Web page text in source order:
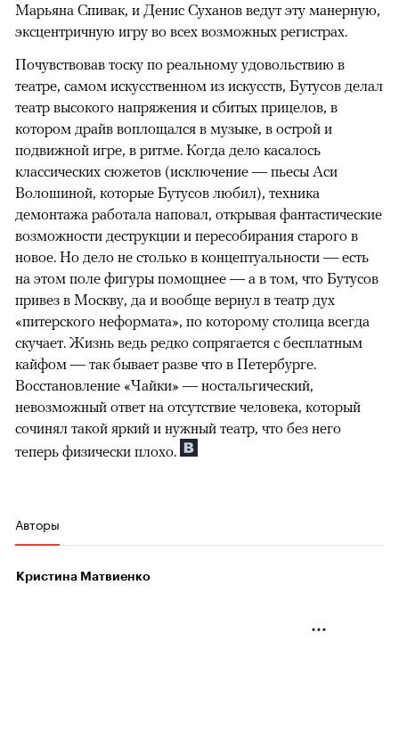
Марьяна Спивак, и Денис Суханов ведут эту манерную,
эксцентричную игру во всех возможных регистрах.
Почувствовав тоску по реальному удовольствию в
театре, самом искусственном из искусств, Бутусов делал
театр высокого напряжения и сбитых прицелов, в
котором драйв воплощался в музыке, в острой и
подвижной игре, в ритме. Когда дело касалось
классических сюжетов (исключение — пьесы Аси
Волошиной, которые Бутусов любил), техника
демонтажа работала наповал, открывая фантастические
возможности деструкции и пересобирания старого в
новое. Но дело не столько в концептуальности — есть
на этом поле фигуры помощнее — а в том, что Бутусов
привез в Москву, да и вообще вернул в театр дух
«питерского неформата», по которому столица всегда
скучает. Жизнь ведь редко сопрягается с бесплатным
кайфом — так бывает разве что в Петербурге.
Восстановление «Чайки» — ностальгический,
невозможный ответ на отсутствие человека, который
сочинял такой яркий и нужный театр, что без него
теперь физически плохо.
Авторы
Кристина Матвиенко